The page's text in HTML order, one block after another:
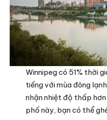
Winnipeg có 51% thời
tiếng với mùa đông
nhận nhiệt độ thấp
phố này, bạn có thể